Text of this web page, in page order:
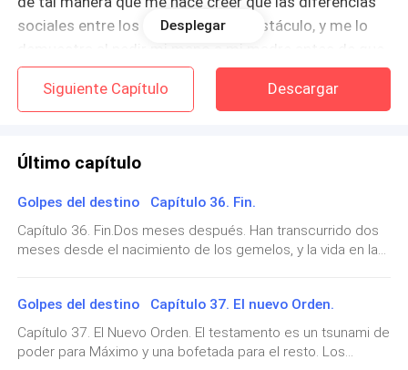
sociales entre los dos no son un obstáculo, y me lo
demuestra al pedir mi mano a mi madre antes de que
ella fallezca.
Una boda alucinante. Lo tengo todo: felicidad, amor, a
mundo, mi todo. Me ayuda a levantarme de aquella
depresión consumista que me mantiene sujeta; me
enseña a sobrellevar el dolor y así voy avanzando.
Tras tres maravillosos años de matrimonio, el sueño
de continuar con nuestro legado prevalece. Estamos
Desplegar
Siguiente Capítulo Descargar
Último capítulo
Golpes del destino Capítulo 36. Fin.
Capítulo 36. Fin.Dos meses después. Han transcurrido dos
meses desde el nacimiento de los gemelos, y la vida en la
el balbuceo de los bebés, y la energía que irradia su amor lo
inunda todo. Máximo se recuperó por completo y está más
vital que nunca, pero han mantenido la abstinencia,
priorizando la recuperación de Kaitlyn y el cuidado de los
Golpes del destino Capítulo 37. El nuevo Orden.
Capítulo 37. El Nuevo Orden. El testamento es un tsunami de
poder para Máximo y una bofetada para el resto. Los